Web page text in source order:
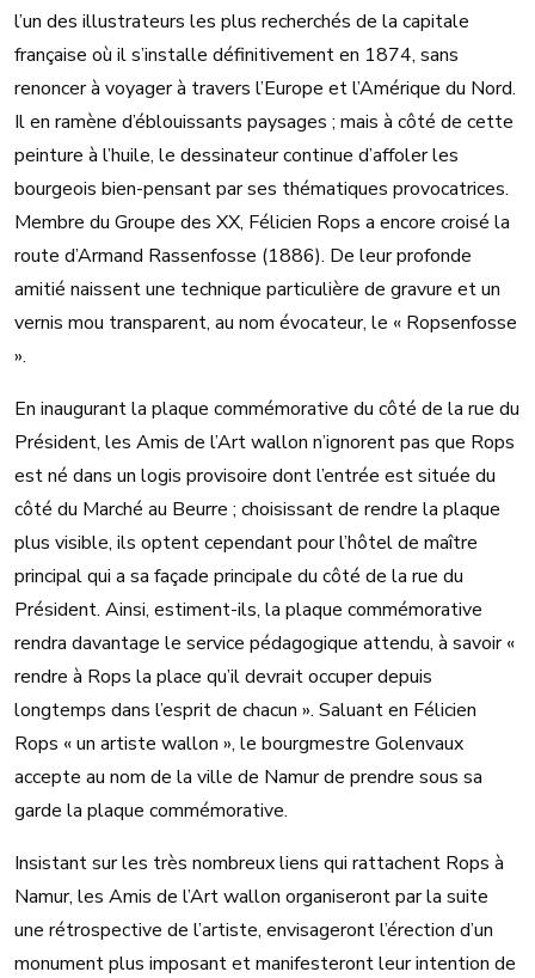
l’un des illustrateurs les plus recherchés de la capitale
française où il s’installe définitivement en 1874, sans
renoncer à voyager à travers l’Europe et l’Amérique du Nord.
Il en ramène d’éblouissants paysages ; mais à côté de cette
peinture à l’huile, le dessinateur continue d’affoler les
bourgeois bien-pensant par ses thématiques provocatrices.
Membre du Groupe des XX, Félicien Rops a encore croisé la
route d’Armand Rassenfosse (1886). De leur profonde
amitié naissent une technique particulière de gravure et un
vernis mou transparent, au nom évocateur, le « Ropsenfosse
».
En inaugurant la plaque commémorative du côté de la rue du
Président, les Amis de l’Art wallon n’ignorent pas que Rops
est né dans un logis provisoire dont l’entrée est située du
côté du Marché au Beurre ; choisissant de rendre la plaque
plus visible, ils optent cependant pour l’hôtel de maître
principal qui a sa façade principale du côté de la rue du
Président. Ainsi, estiment-ils, la plaque commémorative
rendra davantage le service pédagogique attendu, à savoir «
rendre à Rops la place qu’il devrait occuper depuis
longtemps dans l’esprit de chacun ». Saluant en Félicien
Rops « un artiste wallon », le bourgmestre Golenvaux
accepte au nom de la ville de Namur de prendre sous sa
garde la plaque commémorative.
Insistant sur les très nombreux liens qui rattachent Rops à
Namur, les Amis de l’Art wallon organiseront par la suite
une rétrospective de l’artiste, envisageront l’érection d’un
monument plus imposant et manifesteront leur intention de